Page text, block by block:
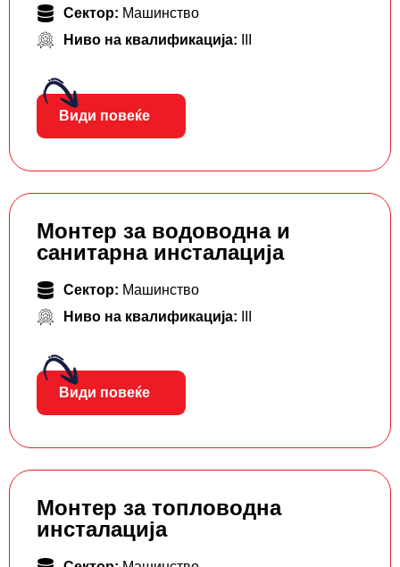
Сектор: Машинство
Ниво на квалификација:
Види повеќе
Монтер за водоводна и
санитарна инсталација
Сектор: Машинство
Ниво на квалификација:
Види повеќе
Монтер за топловодна
инсталација